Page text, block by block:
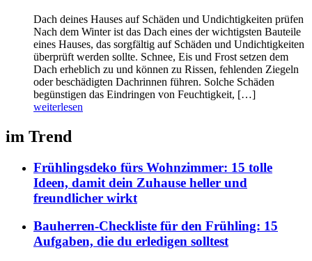
Dach deines Hauses auf Schäden und Undichtigkeiten prüfen
Nach dem Winter ist das Dach eines der wichtigsten Bauteile
eines Hauses, das sorgfältig auf Schäden und Undichtigkeiten
überprüft werden sollte. Schnee, Eis und Frost setzen dem
Dach erheblich zu und können zu Rissen, fehlenden Ziegeln
oder beschädigten Dachrinnen führen. Solche Schäden
begünstigen das Eindringen von Feuchtigkeit, […]
weiterlesen
im Trend
Frühlingsdeko fürs Wohnzimmer: 15 tolle
Ideen, damit dein Zuhause heller und
freundlicher wirkt
Bauherren-Checkliste für den Frühling: 15
Aufgaben, die du erledigen solltest